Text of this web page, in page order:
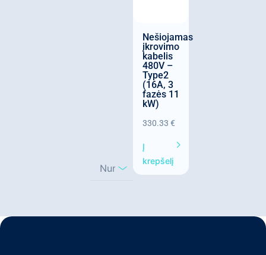
Nešiojamas
įkrovimo
kabelis
480V –
Type2
(16A, 3
fazės 11
kW)
330.33 €
Į
krepšelį